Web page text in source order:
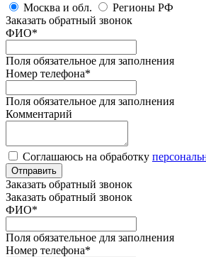
Москва и обл.
Регионы РФ
Заказать обратный звонок
ФИО*
Поля обязательное для заполнения
Номер телефона*
Поля обязательное для заполнения
Комментарий
Соглашаюсь на обработку
Отправить
Заказать обратный звонок
Заказать обратный звонок
ФИО*
Поля обязательное для заполнения
Номер телефона*